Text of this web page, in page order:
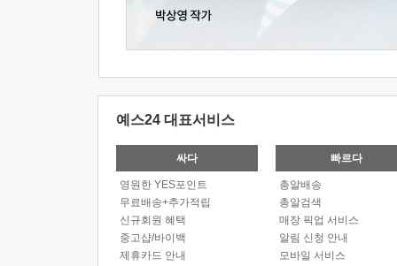
예스24 대표서비스
싸다
영원한 YES포인트
무료배송+추가적립
신규회원 혜택
중고샵/바이백
제휴카드 안내
빠르다
총알배송
총알검색
매장 픽업 서비스
알림 신청 안내
모바일 서비스